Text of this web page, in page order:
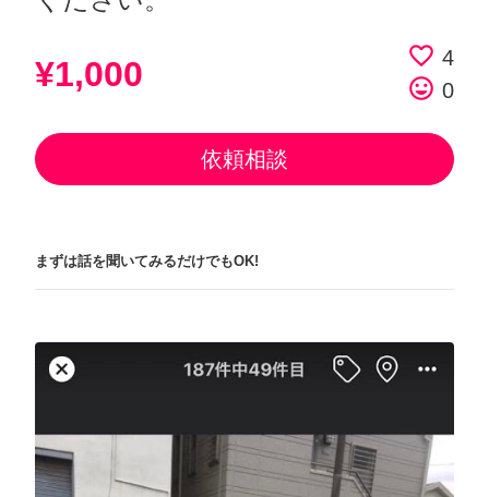
¥1,000 favorite_border 4
tag_faces 0
依頼相談
まずは話を聞いてみるだけでもOK!